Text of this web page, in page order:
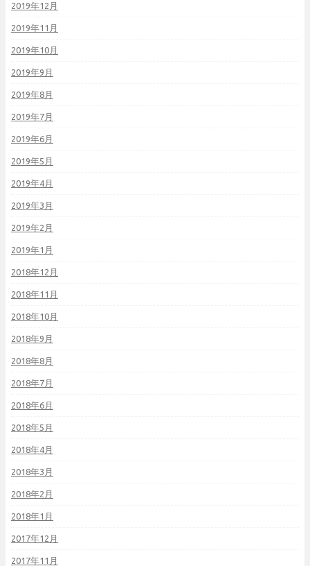
2019年12月
2019年11月
2019年10月
2019年9月
2019年8月
2019年7月
2019年6月
2019年5月
2019年4月
2019年3月
2019年2月
2019年1月
2018年12月
2018年11月
2018年10月
2018年9月
2018年8月
2018年7月
2018年6月
2018年5月
2018年4月
2018年3月
2018年2月
2018年1月
2017年12月
2017年11月